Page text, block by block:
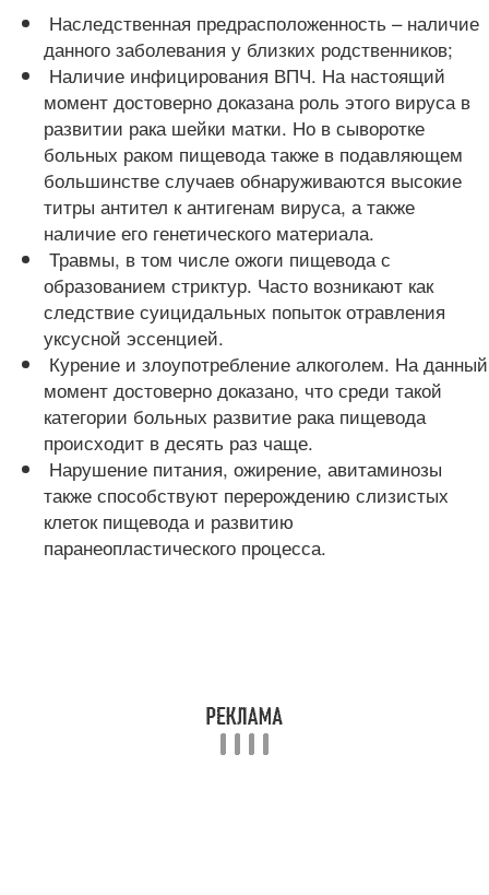
Наследственная предрасположенность – наличие
данного заболевания у близких родственников;
Наличие инфицирования ВПЧ. На настоящий
момент достоверно доказана роль этого вируса в
развитии рака шейки матки. Но в сыворотке
больных раком пищевода также в подавляющем
большинстве случаев обнаруживаются высокие
титры антител к антигенам вируса, а также
наличие его генетического материала.
Травмы, в том числе ожоги пищевода с
образованием стриктур. Часто возникают как
следствие суицидальных попыток отравления
уксусной эссенцией.
Курение и злоупотребление алкоголем. На данный
момент достоверно доказано, что среди такой
категории больных развитие рака пищевода
происходит в десять раз чаще.
Нарушение питания, ожирение, авитаминозы
также способствуют перерождению слизистых
клеток пищевода и развитию
паранеопластического процесса.